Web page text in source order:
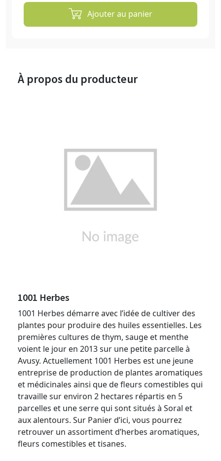
Ajouter au panier
À propos du producteur
1001 Herbes
1001 Herbes démarre avec l’idée de cultiver des
plantes pour produire des huiles essentielles. Les
premières cultures de thym, sauge et menthe
voient le jour en 2013 sur une petite parcelle à
Avusy. Actuellement 1001 Herbes est une jeune
entreprise de production de plantes aromatiques
et médicinales ainsi que de fleurs comestibles qui
travaille sur environ 2 hectares répartis en 5
parcelles et une serre qui sont situés à Soral et
aux alentours. Sur Panier d’ici, vous pourrez
retrouver un assortiment d’herbes aromatiques,
fleurs comestibles et tisanes.